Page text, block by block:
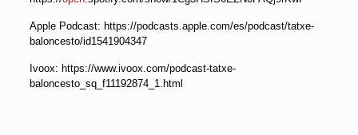
Apple Podcast: https://podcasts.apple.com/es/podcast/tatxe-
baloncesto/id1541904347
Ivoox: https://www.ivoox.com/podcast-tatxe-
baloncesto_sq_f11192874_1.html